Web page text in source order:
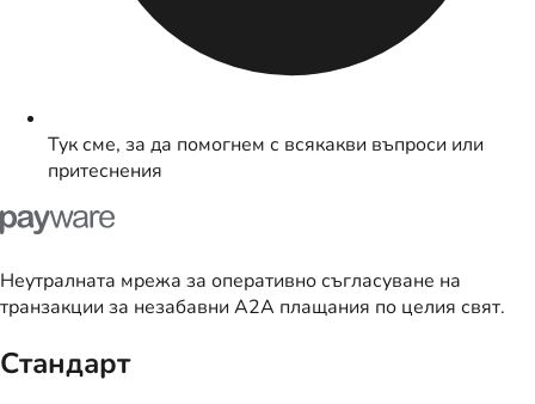
Тук сме, за да помогнем с всякакви въпроси или
притеснения
Неутралната мрежа за оперативно съгласуване на
транзакции за незабавни A2A плащания по целия свят.
Стандарт